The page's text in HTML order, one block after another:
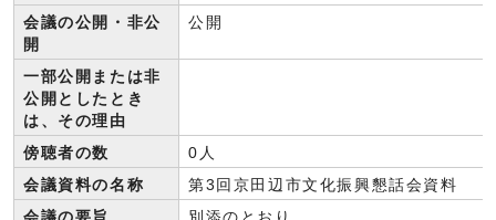
会議の公開・非公
開
公開
一部公開または非
公開としたとき
は、その理由
傍聴者の数
0人
会議資料の名称
第3回京田辺市文化振興懇話会資料
会議の要旨
別添のとおり